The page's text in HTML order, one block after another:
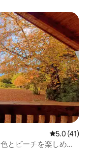
レビュー41
5.0 (41)
とビーチを楽しめま